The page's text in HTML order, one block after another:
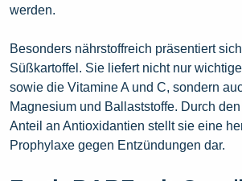
werden.
Besonders nährstoffreich präsentiert
Süßkartoffel. Sie liefert nicht nur
sowie die Vitamine A und C, sondern
Magnesium und Ballaststoffe. Durch
Anteil an Antioxidantien stellt sie eine
Prophylaxe gegen Entzündungen dar.